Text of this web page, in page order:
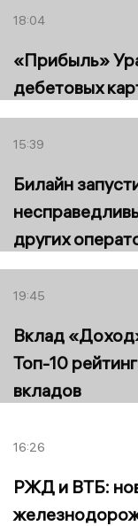
18:04
«Прибыль»
дебетовых
15:39
Билайн
других
19:45
Вклад
Топ-10
вкладов
16:26
РЖД и ВТБ: